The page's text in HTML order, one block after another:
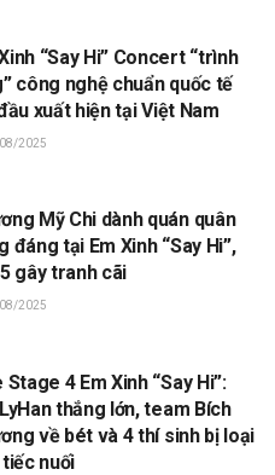
“Say Hi” Concert “trình
công nghệ chuẩn quốc tế
xuất hiện tại Việt Nam
2025
Mỹ Chi dành quán quân
đáng tại Em Xinh “Say Hi”,
gây tranh cãi
2025
Stage 4 Em Xinh “Say Hi”:
thắng lớn, team Bích
về bét và 4 thí sinh bị loại
nuối